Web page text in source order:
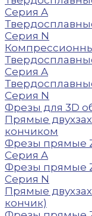
Серия A
Серия N
Серия A
Серия N
Фрезы для 3D
Прямые
кончиком
Фрезы прямые
Серия A
Фрезы прямые
Серия N
Прямые
кончик)